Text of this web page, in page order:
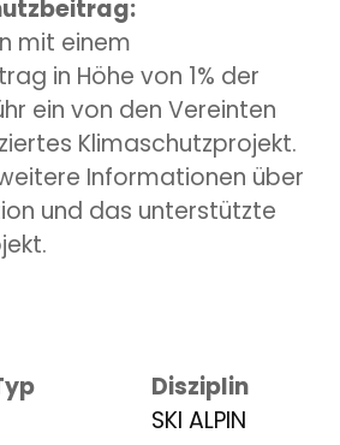
mit einem
in Höhe von 1% der
ein von den Vereinten
Klimaschutzprojekt.
Informationen über
und das unterstützte
Disziplin
SKI ALPIN